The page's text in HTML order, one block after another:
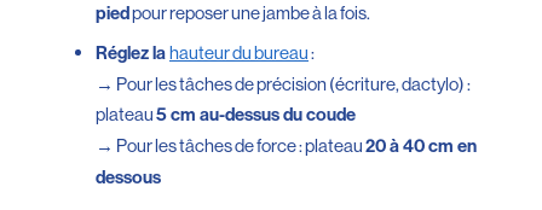
pied pour reposer une jambe à la fois.
Réglez lahauteur du bureau:
→ Pour les tâches de précision (écriture, dactylo) :
plateau5 cm au-dessus du coude
→ Pour les tâches de force : plateau20 à 40 cm en
dessous